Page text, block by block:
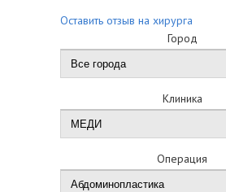
Оставить отзыв на хирурга
Город
Клиника
Операция